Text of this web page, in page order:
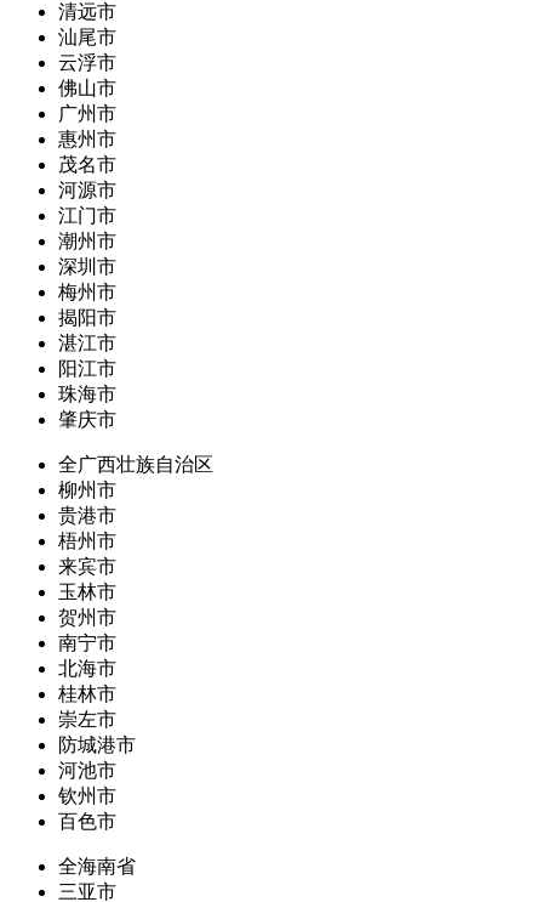
清远市
汕尾市
云浮市
佛山市
广州市
惠州市
茂名市
河源市
江门市
潮州市
深圳市
梅州市
揭阳市
湛江市
阳江市
珠海市
肇庆市
全广西壮族自治区
柳州市
贵港市
梧州市
来宾市
玉林市
贺州市
南宁市
北海市
桂林市
崇左市
防城港市
河池市
钦州市
百色市
全海南省
三亚市